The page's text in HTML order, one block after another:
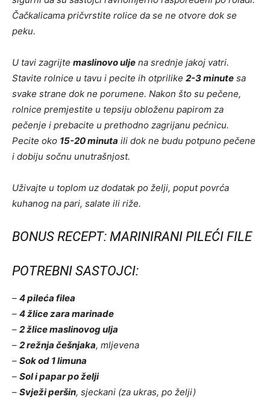
Čačkalicama pričvrstite rolice da se ne otvore dok se
peku.
U tavi zagrijte maslinovo ulje na srednje jakoj vatri.
Stavite rolnice u tavu i pecite ih otprilike 2-3 minute sa
svake strane dok ne porumene. Nakon što su pečene,
rolnice premjestite u tepsiju obloženu papirom za
pečenje i prebacite u prethodno zagrijanu pećnicu.
Pecite oko 15-20 minuta ili dok ne budu potpuno pečene
i dobiju sočnu unutrašnjost.
Uživajte u toplom uz dodatak po želji, poput povrća
kuhanog na pari, salate ili riže.
BONUS RECEPT: MARINIRANI PILEĆI FILE
POTREBNI SASTOJCI:
– 4 pileća filea
– 4 žlice zara marinade
– 2 žlice maslinovog ulja
– 2 režnja češnjaka, mljevena
– Sok od 1 limuna
– Sol i papar po želji
– Svježi peršin, sjeckani (za ukras, po želji)